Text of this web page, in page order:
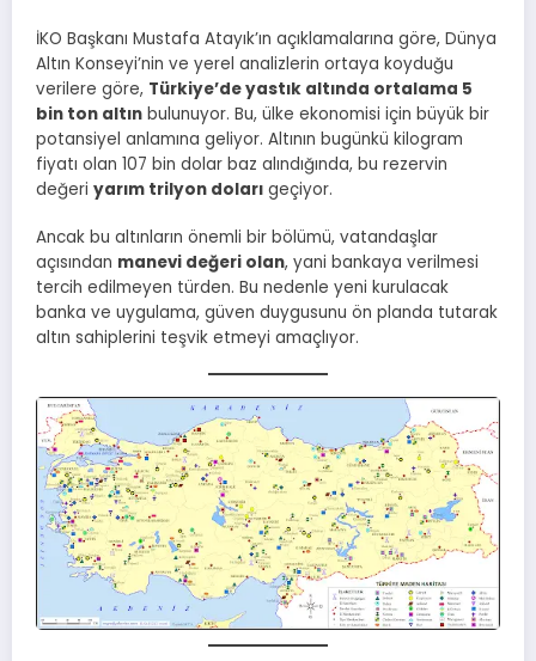
İKO Başkanı Mustafa Atayık’ın açıklamalarına göre, Dünya
Altın Konseyi’nin ve yerel analizlerin ortaya koyduğu
verilere göre, Türkiye’de yastık altında ortalama 5
bin ton altın bulunuyor. Bu, ülke ekonomisi için büyük bir
potansiyel anlamına geliyor. Altının bugünkü kilogram
fiyatı olan 107 bin dolar baz alındığında, bu rezervin
değeri yarım trilyon doları geçiyor.
Ancak bu altınların önemli bir bölümü, vatandaşlar
açısından manevi değeri olan, yani bankaya verilmesi
tercih edilmeyen türden. Bu nedenle yeni kurulacak
banka ve uygulama, güven duygusunu ön planda tutarak
altın sahiplerini teşvik etmeyi amaçlıyor.